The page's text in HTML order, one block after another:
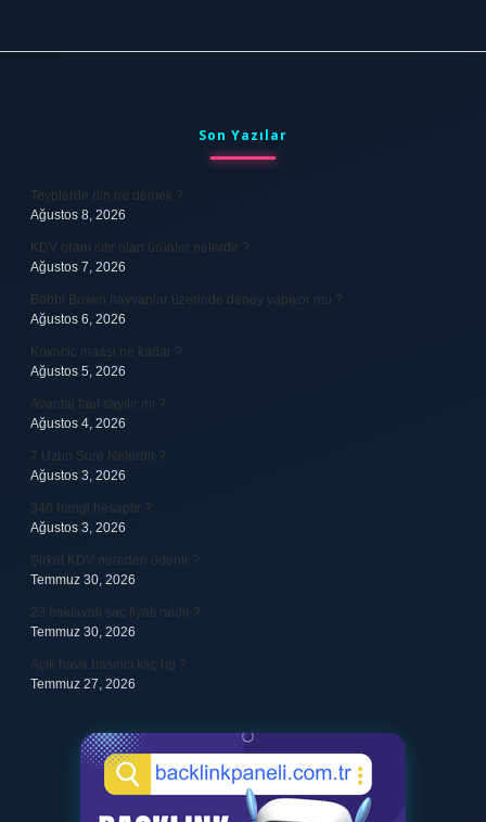
Son Yazılar
Teyplerde din ne demek ?
Ağustos 8, 2026
KDV oranı sıfır olan ürünler nelerdir ?
Ağustos 7, 2026
Bobbi Brown hayvanlar üzerinde deney yapıyor mu ?
Ağustos 6, 2026
Kovacic maaşı ne kadar ?
Ağustos 5, 2026
Avantaj faul sayılır mı ?
Ağustos 4, 2026
7 Uzun Sure Nelerdir ?
Ağustos 3, 2026
340 hangi hesaptır ?
Ağustos 3, 2026
Şirket KDV nereden ödenir ?
Temmuz 30, 2026
23 baklavalı sac fiyatı nedir ?
Temmuz 30, 2026
Açık hava basıncı kaç hg ?
Temmuz 27, 2026